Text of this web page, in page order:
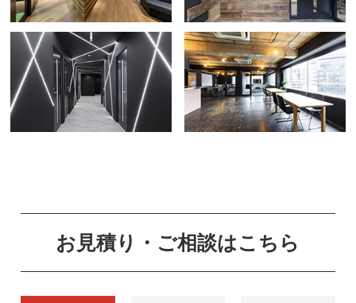
お見積り・ご相談はこちら